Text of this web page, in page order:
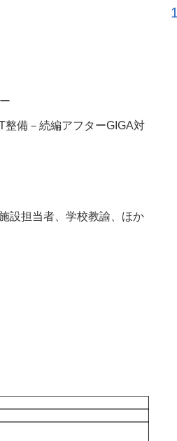
整備－続編アフターGIGA対
設担当者、学校教諭、ほか